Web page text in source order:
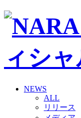
NEWS
ALL
リリース